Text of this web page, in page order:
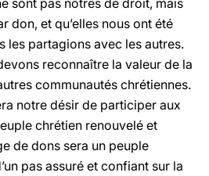
sont pas nôtres de droit, mais
don, et qu’elles nous ont été
les partagions avec les autres.
reconnaître la valeur de la
communautés chrétiennes.
notre désir de participer aux
chrétien renouvelé et
de dons sera un peuple
pas assuré et confiant sur la